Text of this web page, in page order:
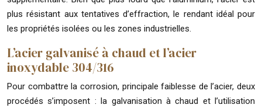
plus résistant aux tentatives d’effraction, le rendant idéal pour
les propriétés isolées ou les zones industrielles.
L’acier galvanisé à chaud et l’acier
inoxydable 304/316
Pour combattre la corrosion, principale faiblesse de l’acier, deux
procédés s’imposent : la galvanisation à chaud et l’utilisation